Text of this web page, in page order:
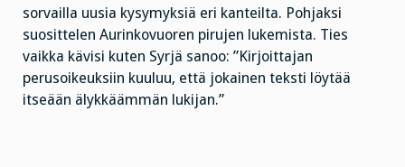
sorvailla uusia kysymyksiä eri kanteilta. Pohjaksi
suosittelen Aurinkovuoren pirujen lukemista. Ties
vaikka kävisi kuten Syrjä sanoo: ”Kirjoittajan
perusoikeuksiin kuuluu, että jokainen teksti löytää
itseään älykkäämmän lukijan.”